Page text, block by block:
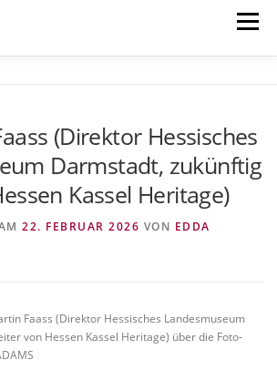
Menü
BILDER EDDA KAUFT EIN
LINKS
(Direktor Hessisches
Darmstadt, zukünftig
Kassel Heritage)
22. FEBRUAR 2026 VON EDDA
Faass (Direktor Hessisches Landesmuseum
von Hessen Kassel Heritage) über die Foto-